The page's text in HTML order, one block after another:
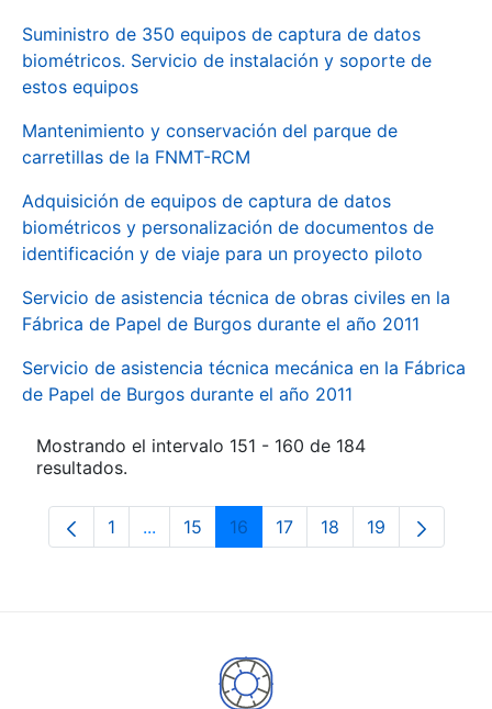
Suministro de 350 equipos de captura de datos
biométricos. Servicio de instalación y soporte de
estos equipos
Mantenimiento y conservación del parque de
carretillas de la FNMT-RCM
Adquisición de equipos de captura de datos
biométricos y personalización de documentos de
identificación y de viaje para un proyecto piloto
Servicio de asistencia técnica de obras civiles en la
Fábrica de Papel de Burgos durante el año 2011
Servicio de asistencia técnica mecánica en la Fábrica
de Papel de Burgos durante el año 2011
Mostrando el intervalo 151 - 160 de 184
resultados.
Página
1 ...Páginas intermedias Use TAB para
Página
15 Página
16 Página
17 Página
18 Página
19